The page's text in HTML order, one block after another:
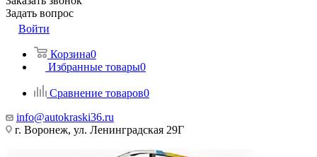
Задать вопрос
Войти
Корзина0
Избранные товары0
Сравнение товаров0
info@autokraski36.ru
г. Воронеж, ул. Ленинградская 29Г